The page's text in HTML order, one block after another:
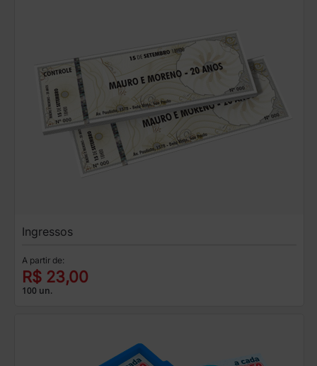
Ingressos
A partir de:
R$ 23,00
100 un.